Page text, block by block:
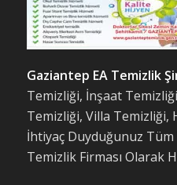
Gaziantep EA Temizlik
Temizliği, İnşaat
Temizliği, Villa Temizliği,
İhtiyaç Duyduğunuz
Temizlik Firması Olarak